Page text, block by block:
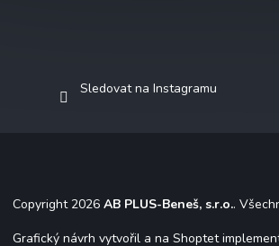
Sledovat na Instagramu
Copyright 2026 AB PLUS-Beneš, s.r.o..
Grafický návrh vytvořil a na Shoptet